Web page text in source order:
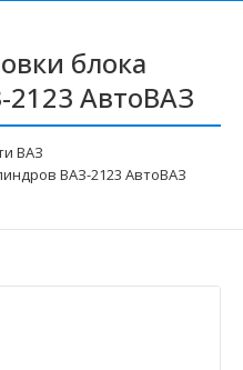
блока
АвтоВАЗ
ВАЗ
ВАЗ-2123 АвтоВАЗ